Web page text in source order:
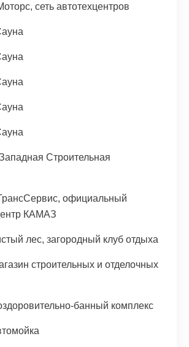
сеть автотехцентров
Строительная
официальный
КАМАЗ
лес, загородный клуб отдыха
строительных и отделочных
банный комплекс